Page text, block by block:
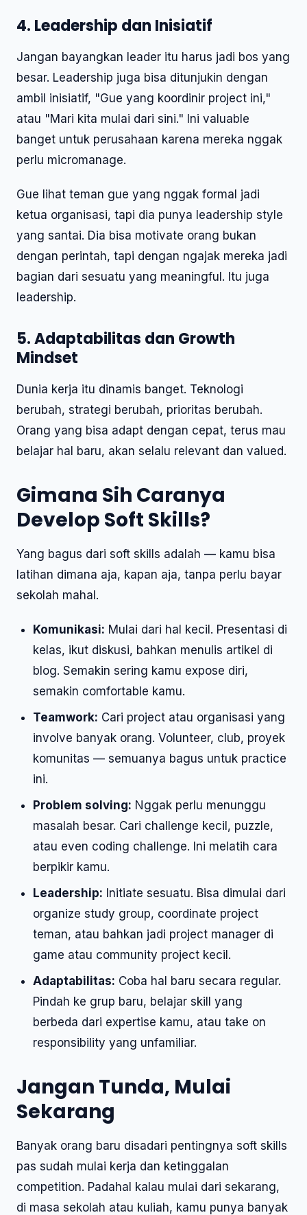
4. Leadership dan Inisiatif
Jangan bayangkan leader itu harus jadi bos yang
besar. Leadership juga bisa ditunjukin dengan
ambil inisiatif, "Gue yang koordinir project ini,"
atau "Mari kita mulai dari sini." Ini valuable
banget untuk perusahaan karena mereka nggak
perlu micromanage.
Gue lihat teman gue yang nggak formal jadi
ketua organisasi, tapi dia punya leadership style
yang santai. Dia bisa motivate orang bukan
dengan perintah, tapi dengan ngajak mereka jadi
bagian dari sesuatu yang meaningful. Itu juga
leadership.
5. Adaptabilitas dan Growth
Mindset
Dunia kerja itu dinamis banget. Teknologi
berubah, strategi berubah, prioritas berubah.
Orang yang bisa adapt dengan cepat, terus mau
belajar hal baru, akan selalu relevant dan valued.
Gimana Sih Caranya
Develop Soft Skills?
Yang bagus dari soft skills adalah — kamu bisa
latihan dimana aja, kapan aja, tanpa perlu bayar
sekolah mahal.
Komunikasi: Mulai dari hal kecil. Presentasi di
kelas, ikut diskusi, bahkan menulis artikel di
blog. Semakin sering kamu expose diri,
semakin comfortable kamu.
Teamwork: Cari project atau organisasi yang
involve banyak orang. Volunteer, club, proyek
komunitas — semuanya bagus untuk practice
ini.
Problem solving: Nggak perlu menunggu
masalah besar. Cari challenge kecil, puzzle,
atau even coding challenge. Ini melatih cara
berpikir kamu.
Leadership: Initiate sesuatu. Bisa dimulai dari
organize study group, coordinate project
teman, atau bahkan jadi project manager di
game atau community project kecil.
Adaptabilitas: Coba hal baru secara regular.
Pindah ke grup baru, belajar skill yang
berbeda dari expertise kamu, atau take on
responsibility yang unfamiliar.
Jangan Tunda, Mulai
Sekarang
Banyak orang baru disadari pentingnya soft skills
pas sudah mulai kerja dan ketinggalan
competition. Padahal kalau mulai dari sekarang,
di masa sekolah atau kuliah, kamu punya banyak